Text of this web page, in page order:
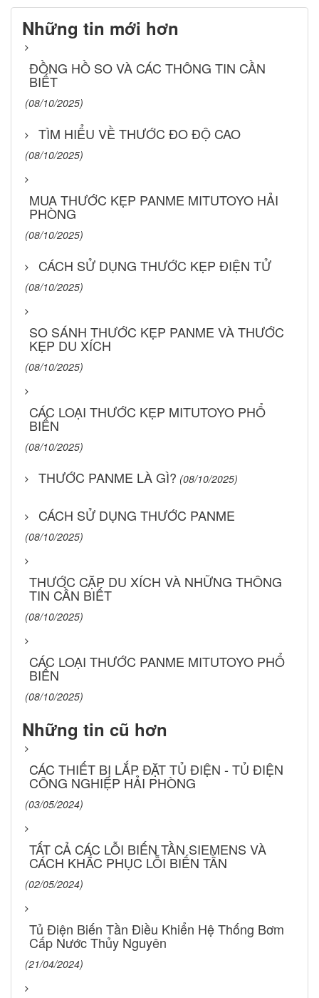
Những tin mới hơn
ĐỒNG HỒ SO VÀ CÁC THÔNG TIN CẦN
BIẾT
(08/10/2025)
TÌM HIỂU VỀ THƯỚC ĐO ĐỘ CAO
(08/10/2025)
MUA THƯỚC KẸP PANME MITUTOYO HẢI
PHÒNG
(08/10/2025)
CÁCH SỬ DỤNG THƯỚC KẸP ĐIỆN TỬ
(08/10/2025)
SO SÁNH THƯỚC KẸP PANME VÀ THƯỚC
KẸP DU XÍCH
(08/10/2025)
CÁC LOẠI THƯỚC KẸP MITUTOYO PHỔ
BIẾN
(08/10/2025)
THƯỚC PANME LÀ GÌ? (08/10/2025)
CÁCH SỬ DỤNG THƯỚC PANME
(08/10/2025)
THƯỚC CẶP DU XÍCH VÀ NHỮNG THÔNG
TIN CẦN BIẾT
(08/10/2025)
CÁC LOẠI THƯỚC PANME MITUTOYO PHỔ
BIẾN
(08/10/2025)
Những tin cũ hơn
CÁC THIẾT BỊ LẮP ĐẶT TỦ ĐIỆN - TỦ ĐIỆN
CÔNG NGHIỆP HẢI PHÒNG
(03/05/2024)
TẤT CẢ CÁC LỖI BIẾN TẦN SIEMENS VÀ
CÁCH KHẮC PHỤC LỖI BIẾN TẦN
(02/05/2024)
Tủ Điện Biến Tần Điều Khiển Hệ Thống Bơm
Cấp Nước Thủy Nguyên
(21/04/2024)